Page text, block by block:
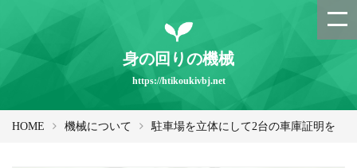
身の回りの機械
https://htikoukivbj.net
HOME 機械について 駐車場を立体にして2台の車庫証明を